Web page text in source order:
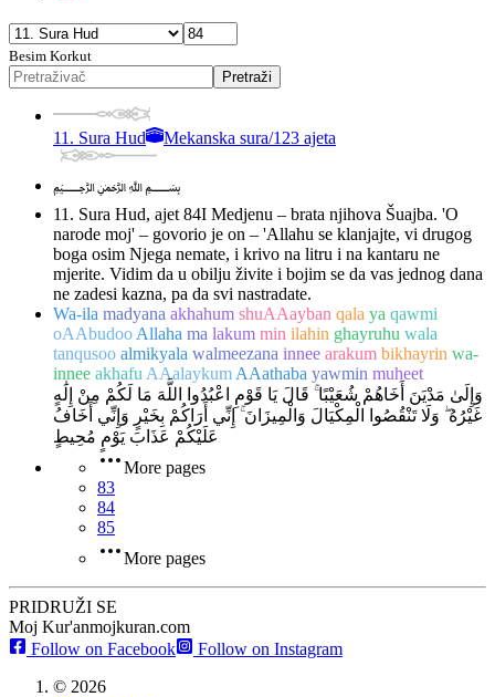
Besim Korkut
Pretraži
11. Sura Hud Mekanska sura/123 ajeta
﷽
11. Sura Hud, ajet 84I Medjenu – brata njihova Šuajba. 'O
narode moj' – govorio je on – 'Allahu se klanjajte, vi drugog
boga osim Njega nemate, i krivo na litru i na kantaru ne
mjerite. Vidim da u obilju živite i bojim se da vas jednog dana
ne zadesi kazna, pa da svi nastradate.
Wa-ila madyana akhahum shuAAayban qala ya qawmi
oAAbudoo Allaha ma lakum min ilahin ghayruhu wala
tanqusoo almikyala walmeezana innee arakum bikhayrin wa-
innee akhafu AAalaykum AAathaba yawmin muheet
وَإِلَىٰ مَدْيَنَ أَخَاهُمْ شُعَيْبًا ۚ قَالَ يَا قَوْمِ اعْبُدُوا اللَّهَ مَا لَكُمْ مِنْ إِلَٰهٍ
غَيْرُهُ ۖ وَلَا تَنْقُصُوا الْمِكْيَالَ وَالْمِيزَانَ ۚ إِنِّي أَرَاكُمْ بِخَيْرٍ وَإِنِّي أَخَافُ
عَلَيْكُمْ عَذَابَ يَوْمٍ مُحِيطٍ
More pages
83
84
85
More pages
PRIDRUŽI SE
Moj Kur'anmojkuran.com
Follow on Facebook
Follow on Instagram
© 2026